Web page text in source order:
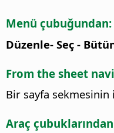
Menü çubuğundan:
Düzenle- Seç -
From the sheet
Bir sayfa sekmesinin
Araç